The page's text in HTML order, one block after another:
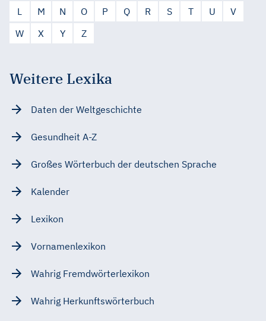
L
M N O P Q R S T U
V
W
X Y Z
Weitere Lexika
Daten der Weltgeschichte
Gesundheit A-Z
Großes Wörterbuch der deutschen Sprache
Kalender
Lexikon
Vornamenlexikon
Wahrig Fremdwörterlexikon
Wahrig Herkunftswörterbuch